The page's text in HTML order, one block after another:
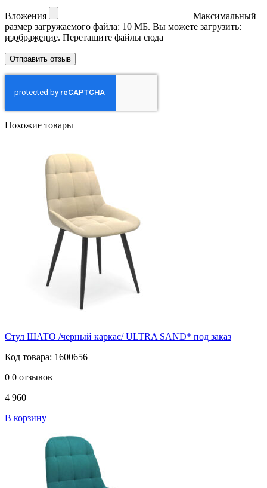
Вложения
Максимальный
размер загружаемого файла: 10 МБ. Вы можете загрузить:
изображение. Перетащите файлы сюда
Похожие товары
Стул ШАТО /черный каркас/ ULTRA SAND* под заказ
Код товара: 1600656
0 0 отзывов
4 960
В корзину